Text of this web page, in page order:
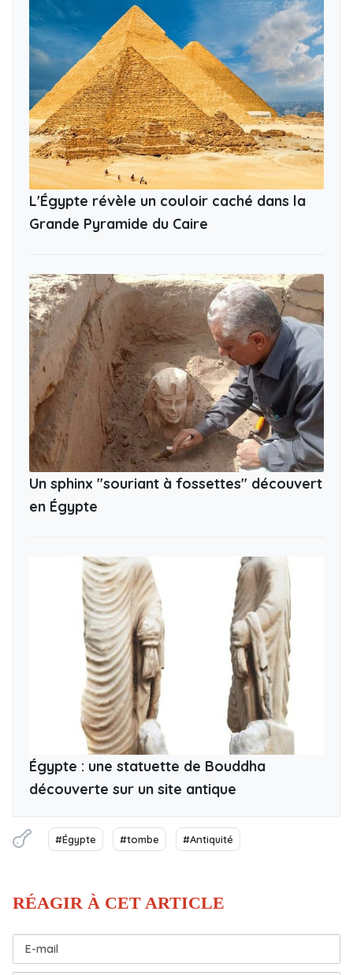
L'Égypte révèle un couloir caché dans la
Grande Pyramide du Caire
Un sphinx "souriant à fossettes" découvert
en Égypte
Égypte : une statuette de Bouddha
découverte sur un site antique
#Égypte #tombe #Antiquité